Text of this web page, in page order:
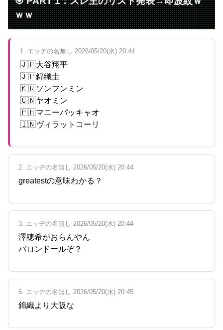
ｗｗ
1. エッヂの名無し 2026/05/20(水) 20:44
🇯🇵大谷翔平
🇯🇵錦織圭
🇰🇷ソンフンミン
🇨🇳ヤオミン
🇵🇭マニーパッキャオ
🇮🇳ヴィラットコーリ
2. エッヂの名無し 2026/05/20(水) 20:44
greatestの意味わかる？
3. エッヂの名無し 2026/05/20(水) 20:44
澤穂希がおらんやん
バロンドールぞ？
6. エッヂの名無し 2026/05/20(水) 20:45
錦織より大阪な